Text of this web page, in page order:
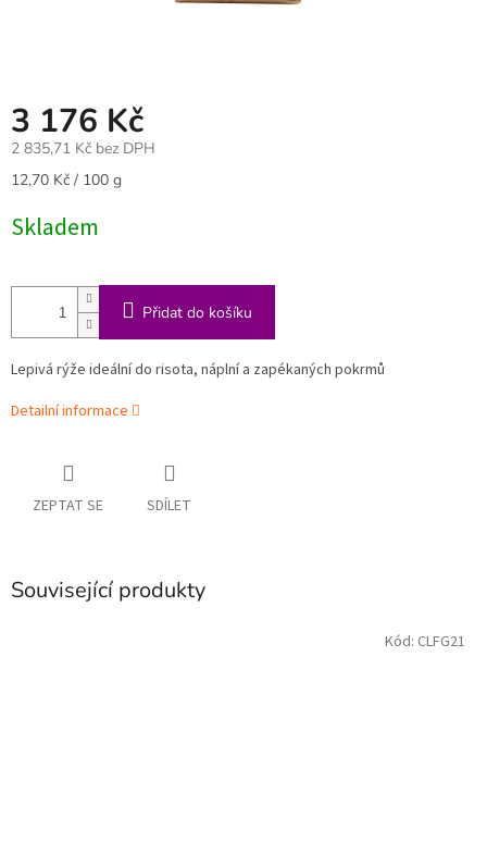
3 176 Kč
2 835,71 Kč bez DPH
Měrná
12,70 Kč / 100 g
Skladem
Přidat do košíku
Lepivá rýže ideální do risota, náplní a zapékaných pokrmů
Detailní informace
ZEPTAT SE SDÍLET
Související produkty
Kód: CLFG21